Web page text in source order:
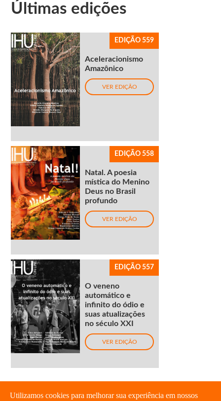
Últimas edições
EDIÇÃO 559
Aceleracionismo
Amazônico
VER EDIÇÃO
EDIÇÃO 558
Natal. A poesia
mística do Menino
Deus no Brasil
profundo
VER EDIÇÃO
EDIÇÃO 557
O veneno
automático e
infinito do ódio e
suas atualizações
no século XXI
VER EDIÇÃO
Utilizamos cookies para melhorar sua experiência em nossos